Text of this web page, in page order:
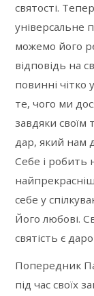
святості.
універсальне
можемо його
відповідь на
повинні чітко
те, чого ми
завдяки своїм
дар, який нам
Себе і робить
себе у
Його любові.
святість є
Попередник
під час своїх